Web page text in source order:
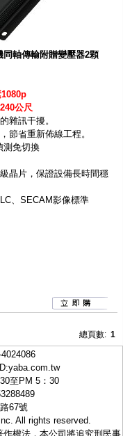
同軸傳輸附贈變壓器2顆
公尺
雜訊干擾。
節省重新佈線工程。
測免切換
晶片，保證設備長時間穩
、SECAM影像標準
總頁數: 1
yaba.com.tw
至PM 5：30
67號
All rights reserved.
權法，本公司將追究刑民事